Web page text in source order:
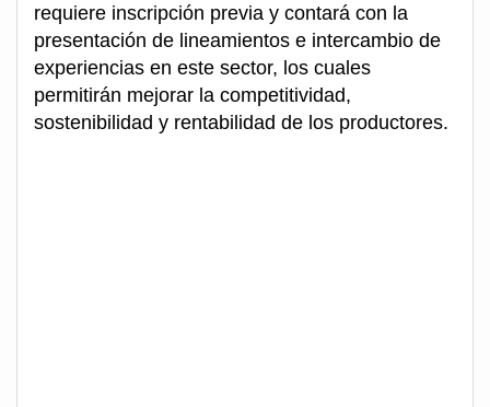
requiere inscripción previa y contará con la
presentación de lineamientos e intercambio de
experiencias en este sector, los cuales
permitirán mejorar la competitividad,
sostenibilidad y rentabilidad de los productores.